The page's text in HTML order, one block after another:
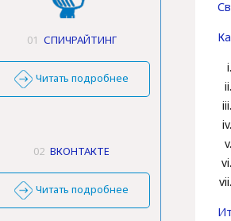
01 СПИЧРАЙТИНГ
Читать подробнее
02 ВКОНТАКТЕ
Читать подробнее